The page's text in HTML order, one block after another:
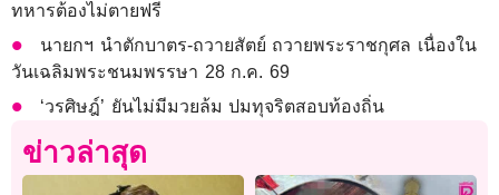
ทหารต้องไม่ตายฟรี
นายกฯ นำตักบาตร-ถวายสัตย์ ถวายพระราชกุศล เนื่องใน
วันเฉลิมพระชนมพรรษา 28 ก.ค. 69
‘วรศิษฎ์’ ยันไม่มีมวยล้ม ปมทุจริตสอบท้องถิ่น
ข่าวล่าสุด